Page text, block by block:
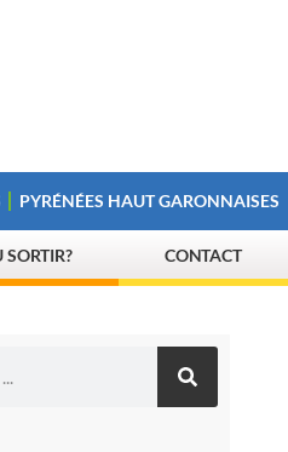
PYRÉNÉES HAUT GARONNAISES
SORTIR? CONTACT